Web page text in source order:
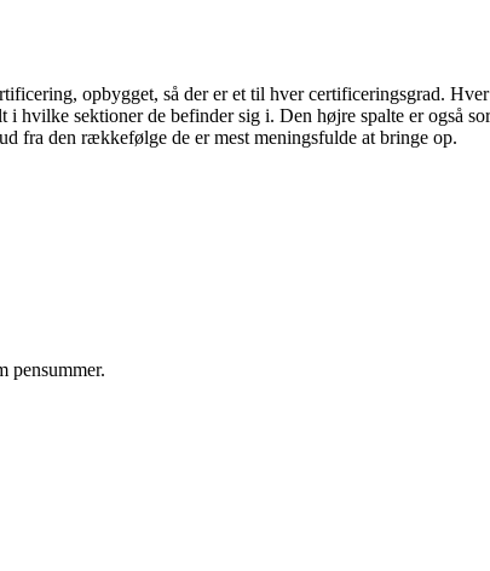
opbygget, så der er et til hver certificeringsgrad.
hvilke sektioner de befinder sig i. Den højre spalte er også
fra den rækkefølge de er mest meningsfulde at bringe op.
pensummer.